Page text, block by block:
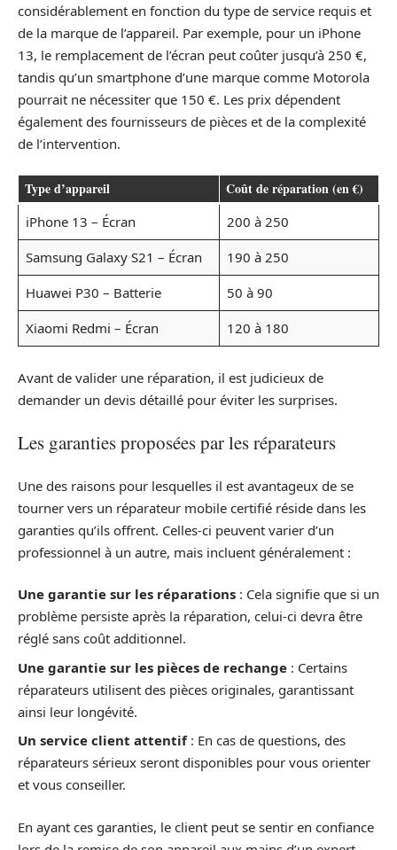
considérablement en fonction du type de service requis et
de la marque de l’appareil. Par exemple, pour un iPhone
13, le remplacement de l’écran peut coûter jusqu’à 250 €,
tandis qu’un smartphone d’une marque comme Motorola
pourrait ne nécessiter que 150 €. Les prix dépendent
également des fournisseurs de pièces et de la complexité
de l’intervention.
Type d’appareil Coût de réparation (en €)
iPhone 13 – Écran
200 à 250
Samsung Galaxy S21 – Écran
190 à 250
Huawei P30 – Batterie
50 à 90
Xiaomi Redmi – Écran
120 à 180
Avant de valider une réparation, il est judicieux de
demander un devis détaillé pour éviter les surprises.
Les garanties proposées par les réparateurs
Une des raisons pour lesquelles il est avantageux de se
tourner vers un réparateur mobile certifié réside dans les
garanties qu’ils offrent. Celles-ci peuvent varier d’un
professionnel à un autre, mais incluent généralement :
Une garantie sur les réparations : Cela signifie que si un
problème persiste après la réparation, celui-ci devra être
réglé sans coût additionnel.
Une garantie sur les pièces de rechange : Certains
réparateurs utilisent des pièces originales, garantissant
ainsi leur longévité.
Un service client attentif: En cas de questions, des
réparateurs sérieux seront disponibles pour vous orienter
et vous conseiller.
En ayant ces garanties, le client peut se sentir en confiance